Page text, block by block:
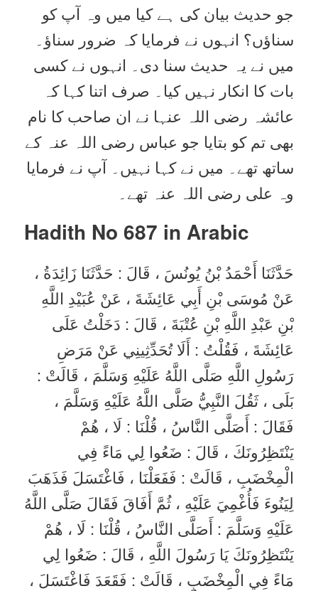
جو حدیث بیان کی ہے کیا میں وہ آپ کو
سناؤں؟ انہوں نے فرمایا کہ ضرور سناؤ۔
میں نے یہ حدیث سنا دی۔ انہوں نے کسی
بات کا انکار نہیں کیا۔ صرف اتنا کہا کہ
عائشہ رضی اللہ عنہا نے ان صاحب کا نام
بھی تم کو بتایا جو عباس رضی اللہ عنہ کے
ساتھ تھے۔ میں نے کہا نہیں۔ آپ نے فرمایا
وہ علی رضی اللہ عنہ تھے۔
Hadith No 687 in Arabic
حَدَّثَنَا أَحْمَدُ بْنُ يُونُسَ ، قَالَ : حَدَّثَنَا زَائِدَةُ ،
عَنْ مُوسَى بْنِ أَبِي عَائِشَةَ ، عَنْ عُبَيْدِ اللَّهِ
بْنِ عَبْدِ اللَّهِ بْنِ عُتْبَةَ ، قَالَ : دَخَلْتُ عَلَى
عَائِشَةَ ، فَقُلْتُ : أَلَا تُحَدِّثِينِي عَنْ مَرَضِ
رَسُولِ اللَّهِ صَلَّى اللَّهُ عَلَيْهِ وَسَلَّمَ ، قَالَتْ :
بَلَى ، ثَقُلَ النَّبِيُّ صَلَّى اللَّهُ عَلَيْهِ وَسَلَّمَ ،
فَقَالَ : أَصَلَّى النَّاسُ ، قُلْنَا : لَا ، هُمْ
يَنْتَظِرُونَكَ ، قَالَ : ضَعُوا لِي مَاءً فِي
الْمِخْضَبِ ، قَالَتْ : فَفَعَلْنَا ، فَاغْتَسَلَ فَذَهَبَ
لِيَنُوءَ فَأُغْمِيَ عَلَيْهِ ، ثُمَّ أَفَاقَ فَقَالَ صَلَّى اللَّهُ
عَلَيْهِ وَسَلَّمَ : أَصَلَّى النَّاسُ ، قُلْنَا : لَا ، هُمْ
يَنْتَظِرُونَكَ يَا رَسُولَ اللَّهِ ، قَالَ : ضَعُوا لِي
مَاءً فِي الْمِخْضَبِ ، قَالَتْ : فَقَعَدَ فَاغْتَسَلَ ،